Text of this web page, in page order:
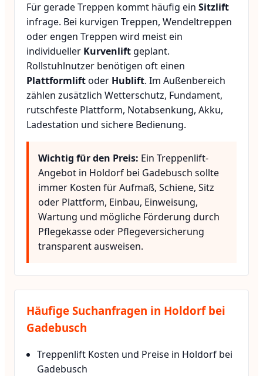
Für gerade Treppen kommt häufig ein Sitzlift
infrage. Bei kurvigen Treppen, Wendeltreppen
oder engen Treppen wird meist ein
individueller Kurvenlift geplant.
Rollstuhlnutzer benötigen oft einen
Plattformliftoder Hublift. Im Außenbereich
zählen zusätzlich Wetterschutz, Fundament,
rutschfeste Plattform, Notabsenkung, Akku,
Ladestation und sichere Bedienung.
Wichtig für den Preis: Ein Treppenlift-
Angebot in Holdorf bei Gadebusch sollte
immer Kosten für Aufmaß, Schiene, Sitz
oder Plattform, Einbau, Einweisung,
Wartung und mögliche Förderung durch
Pflegekasse oder Pflegeversicherung
transparent ausweisen.
Häufige Suchanfragen in Holdorf bei
Gadebusch
Treppenlift Kosten und Preise in Holdorf bei
Gadebusch